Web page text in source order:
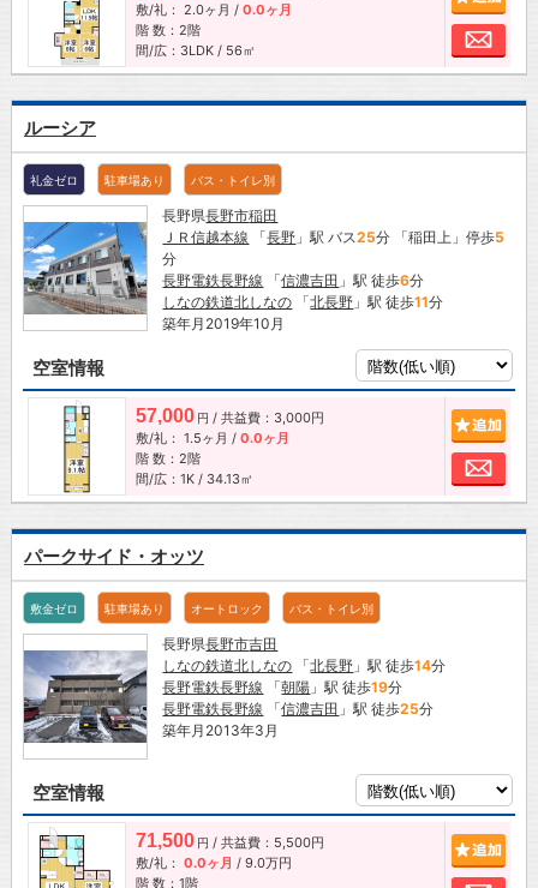
敷/礼： 2.0ヶ月 / 0.0ヶ月
階 数：2階
間/広：3LDK / 56㎡
お
ルーシア
礼金ゼロ 駐車場あり バス・トイレ別
長野県長野市稲田
ＪＲ信越本線 「長野 」駅 バス25分 「稲田上」停歩5
分
長野電鉄長野線 「信濃吉田 」駅 徒歩6分
しなの鉄道北しなの 「北長野 」駅 徒歩11分
築年月2019年10月
空室情報
57,000 円 / 共益費：3,000円
敷/礼： 1.5ヶ月 / 0.0ヶ月
階 数：2階
間/広：1K / 34.13㎡
お
パークサイド・オッツ
敷金ゼロ 駐車場あり オートロック バス・トイレ別
長野県長野市吉田
しなの鉄道北しなの 「北長野 」駅 徒歩14分
長野電鉄長野線 「朝陽 」駅 徒歩19分
長野電鉄長野線 「信濃吉田 」駅 徒歩25分
築年月2013年3月
空室情報
71,500 円 / 共益費：5,500円
敷/礼： 0.0ヶ月 / 9.0万円
階 数：1階